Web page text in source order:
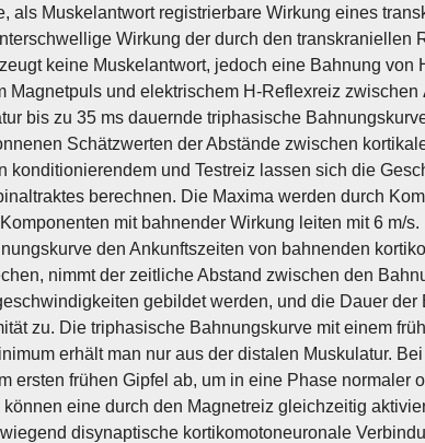
als Muskelantwort registrierbare Wirkung eines
Wirkung der durch den transkraniellen
keine Muskelantwort, jedoch eine Bahnung von
Magnetpuls und elektrischem H-Reflexreiz
bis zu 35 ms dauernde triphasische
Schätzwerten der Abstände zwischen
konditionierendem und Testreiz lassen sich die
berechnen. Die Maxima werden durch
mit bahnender Wirkung leiten mit 6 m/
den Ankunftszeiten von bahnenden
nimmt der zeitliche Abstand zwischen den
gebildet werden, und die Dauer der
zu. Die triphasische Bahnungskurve mit einem
erhält man nur aus der distalen Muskulatur.
ersten frühen Gipfel ab, um in eine Phase normaler
eine durch den Magnetreiz gleichzeitig
disynaptische kortikomotoneuronale